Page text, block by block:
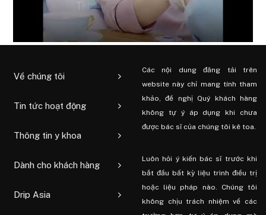
Về chúng tôi
Tin tức hoạt động
Thông tin y khoa
Dành cho khách hàng
Drip Asia
Các nội dung đăng tải trên
website này chỉ mang tính tham
khảo, đề nghị Quý khách hàng
không tự ý áp dụng khi chưa
được bác sĩ của chúng tôi kê toa.
Luôn hỏi ý kiến ​​bác sĩ trước khi
bắt đầu bất kỳ liệu trình điều trị
hoặc liệu pháp nào. Chúng tôi
không chịu trách nhiệm về các